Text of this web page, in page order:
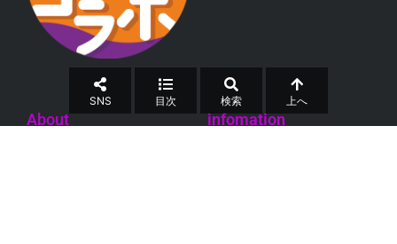
About infomation
SNS 目次 検索 上へ